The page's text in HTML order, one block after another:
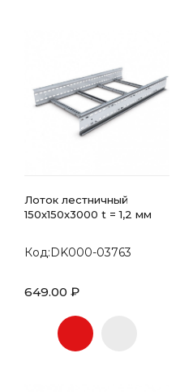
Лоток лестничный
150х150x3000 t = 1,2 мм
Код:DK000-03763
649.00 ₽